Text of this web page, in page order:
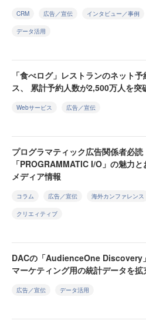
CRM 広告／宣伝 インタビュー／事例
データ活用
「食べログ」レストランのネット
ス、 累計予約人数が2,500万人を突
Webサービス 広告／宣伝
プログラマティック広告関係者必読
「PROGRAMMATIC I/O」の魅力
メディア情報
コラム 広告／宣伝 海外カンファレンス
クリエィティブ
DACの「AudienceOne Discovery
マーケティング用の統計データを拡
広告／宣伝 データ活用